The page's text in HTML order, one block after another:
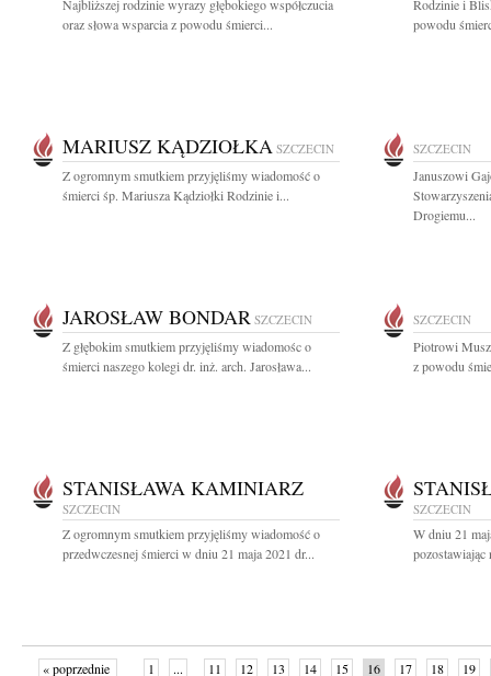
Najbliższej rodzinie wyrazy głębokiego współczucia
oraz słowa wsparcia z powodu śmierci...
Rodzinie i
powodu
MARIUSZ KĄDZIOŁKA SZCZECIN
Z ogromnym smutkiem przyjęliśmy wiadomość o
śmierci śp. Mariusza Kądziołki Rodzinie i...
SZCZECIN
Januszowi
Drogiemu...
JAROSŁAW BONDAR SZCZECIN
Z głębokim smutkiem przyjęliśmy wiadomośc o
śmierci naszego kolegi dr. inż. arch. Jarosława...
SZCZECIN
Piotrowi
z powodu
STANISŁAWA KAMINIARZ
SZCZECIN
Z ogromnym smutkiem przyjęliśmy wiadomość o
przedwczesnej śmierci w dniu 21 maja 2021 dr...
SZCZECIN
W dniu 21
« poprzednie 1 ... 11 12 13 14 15 16 17 18 19